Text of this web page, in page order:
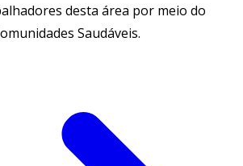
desta área por meio do
Saudáveis.